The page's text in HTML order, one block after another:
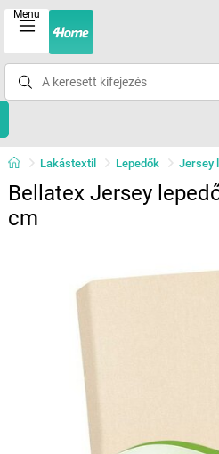
Menu
Lakástextil Lepedők Jersey
Bellatex Jersey
cm